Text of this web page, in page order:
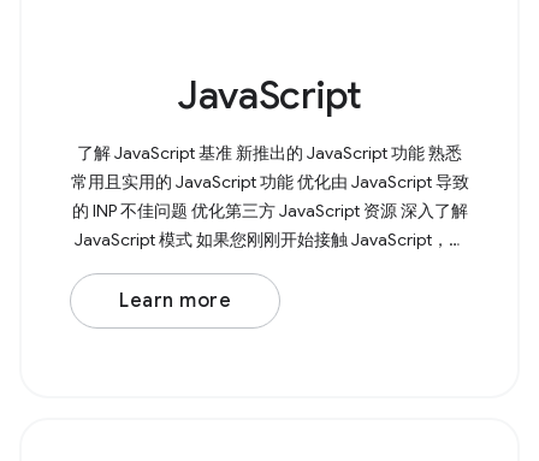
JavaScript
了解 JavaScript 基准 新推出的 JavaScript 功能 熟悉
常用且实用的 JavaScript 功能 优化由 JavaScript 导致
的 INP 不佳问题 优化第三方 JavaScript 资源 深入了解
JavaScript 模式 如果您刚刚开始接触 JavaScript，我
们会为您提供帮助。我们的 Learn JavaScript 课程将
从变量、函数和条件语句等基本知识入手，引导您全
面了解 JavaScript
Learn more